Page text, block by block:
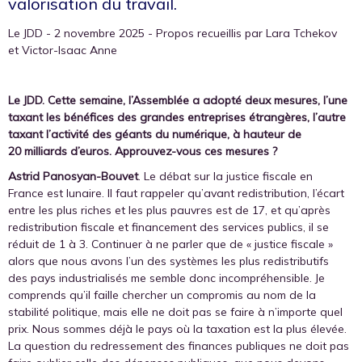
Le JDD - 2 novembre 2025 - Propos recueillis par Lara Tchekov
et Victor-Isaac Anne
Le JDD. Cette semaine, l’Assemblée a adopté deux mesures, l’une
taxant les bénéfices des grandes entreprises étrangères, l’autre
taxant l’activité des géants du numérique, à hauteur de
20 milliards d’euros. Approuvez-vous ces mesures ?
Astrid Panosyan-Bouvet. Le débat sur la justice fiscale en
France est lunaire. Il faut rappeler qu’avant redistribution, l’écart
entre les plus riches et les plus pauvres est de 17, et qu’après
redistribution fiscale et financement des services publics, il se
réduit de 1 à 3. Continuer à ne parler que de « justice fiscale »
alors que nous avons l’un des systèmes les plus redistributifs
des pays industrialisés me semble donc incompréhensible. Je
comprends qu’il faille chercher un compromis au nom de la
stabilité politique, mais elle ne doit pas se faire à n’importe quel
prix. Nous sommes déjà le pays où la taxation est la plus élevée.
La question du redressement des finances publiques ne doit pas